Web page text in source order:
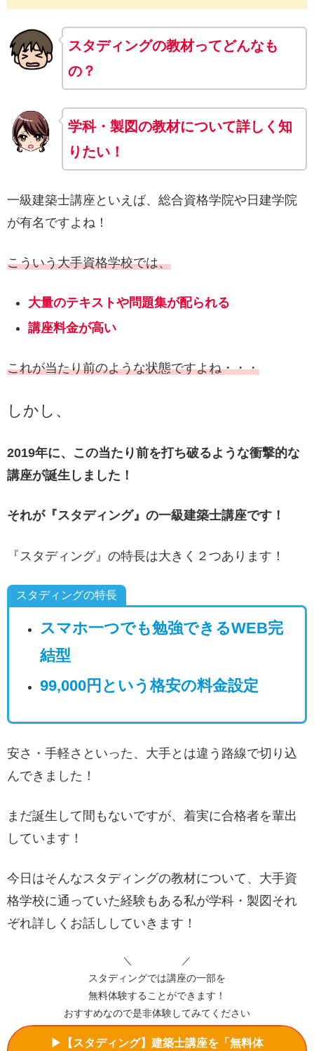
スタディングの教材ってどんなも
の？
学科・製図の教材について詳しく知
りたい！
一級建築士講座といえば、総合資格学院や日建学院
が有名ですよね！
こういう大手資格学校では、
大量のテキストや問題集が配られる
講座料金が高い
これが当たり前のような状態ですよね・・・
しかし、
2019年に、この当たり前を打ち破るような衝撃的な
講座が誕生しました！
それが『スタディング』の一級建築士講座です！
『スタディング』の特長は大きく２つあります！
スタディングの特長
スマホ一つでも勉強できるWEB完
結型
99,000円という格安の料金設定
安さ・手軽さといった、大手とは違う路線で切り込
んできました！
まだ誕生して間もないですが、着実に合格者を輩出
しています！
今日はそんなスタディングの教材について、大手資
格学校に通っていた経験もある私が学科・製図それ
ぞれ詳しくお話ししていきます！
＼ ／
スタディングでは講座の一部を
無料体験することができます！
おすすめなので是非体験してみてください
▶【スタディング】建築士講座を「無料体